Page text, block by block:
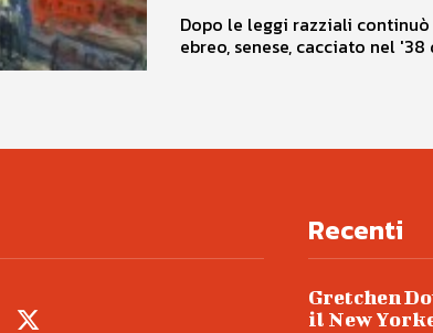
Dopo le leggi razziali
ebreo, senese, cacciato nel
Recenti
Gretchen
il New